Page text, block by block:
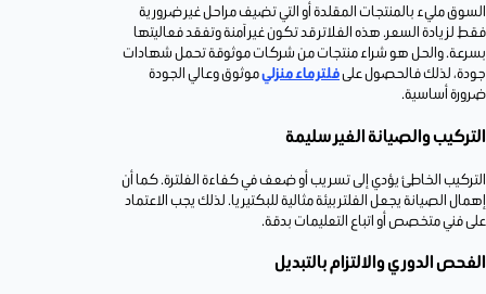
السوق مليء بالمنتجات المقلدة أو التي تضيف مراحل غير ضرورية
فقط لزيادة السعر. هذه الفلاتر قد تكون غير آمنة وتفقد فعاليتها
بسرعة. والحل هو شراء منتجات من شركات موثوقة تحمل شهادات
جودة، لذلك فالحصول علىفلتر ماء منزليموثوق وعالي الجودة
ضرورة أساسية.
التركيب والصيانة الغير سليمة
التركيب الخاطئ يؤدي إلى تسريب أو ضعف في كفاءة الفلترة. كما أن
إهمال الصيانة يجعل الفلتر بيئة مثالية للبكتيريا. لذلك يجب الاعتماد
على فني متخصص أو اتباع التعليمات بدقة.
الفحص الدوري والالتزام بالتبديل